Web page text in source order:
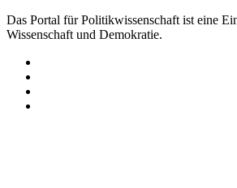
Das Portal für Politikwissenschaft ist eine
Wissenschaft und Demokratie.